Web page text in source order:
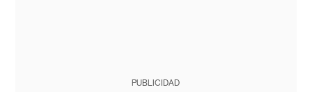
PUBLICIDAD